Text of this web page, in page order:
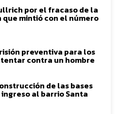
por el fracaso de la
mintió con el número
preventiva para los
contra un hombre
de las bases
al barrio Santa